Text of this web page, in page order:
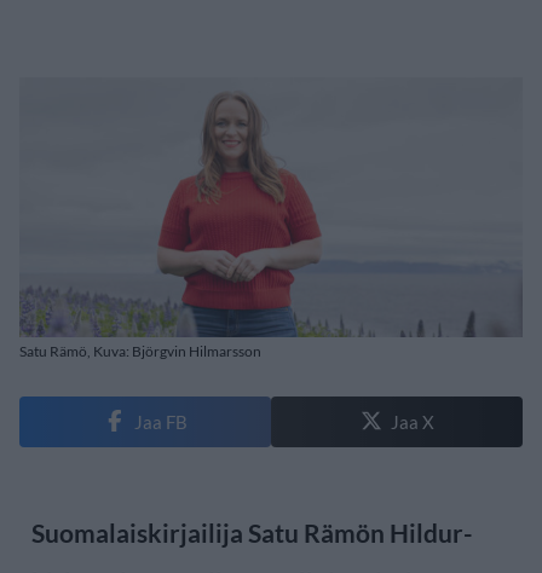
Satu Rämö, Kuva: Björgvin Hilmarsson
Jaa FB Jaa X
Suomalaiskirjailija Satu Rämön Hildur-